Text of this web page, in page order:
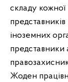
складу кожної
іноземних
представники
Жоден